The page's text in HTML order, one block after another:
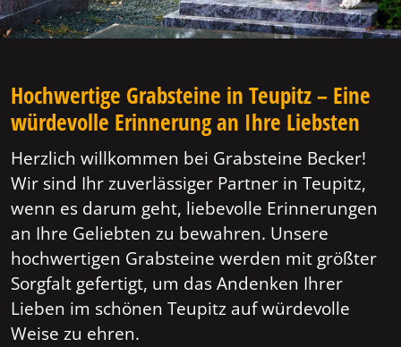
Hochwertige Grabsteine in Teupitz – Eine
würdevolle Erinnerung an Ihre Liebsten
Herzlich willkommen bei Grabsteine Becker!
Wir sind Ihr zuverlässiger Partner in Teupitz,
wenn es darum geht, liebevolle Erinnerungen
an Ihre Geliebten zu bewahren. Unsere
hochwertigen Grabsteine werden mit größter
Sorgfalt gefertigt, um das Andenken Ihrer
Lieben im schönen Teupitz auf würdevolle
Weise zu ehren.